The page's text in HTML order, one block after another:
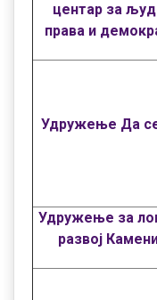
центар за
права и
Удружење Да
Удружење за
развој